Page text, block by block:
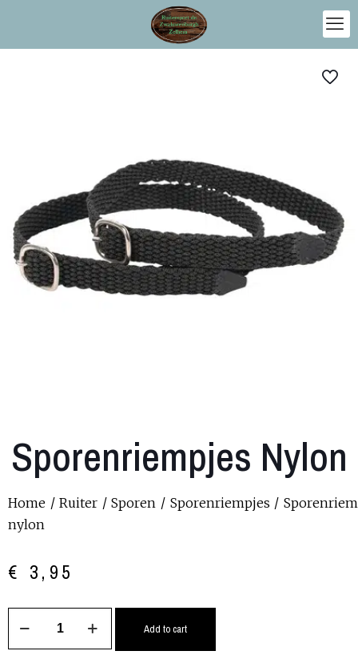
Sporenriempjes Nylon
Home /Ruiter /Sporen / Sporenriempjes /
nylon
€ 3,95
Add to cart